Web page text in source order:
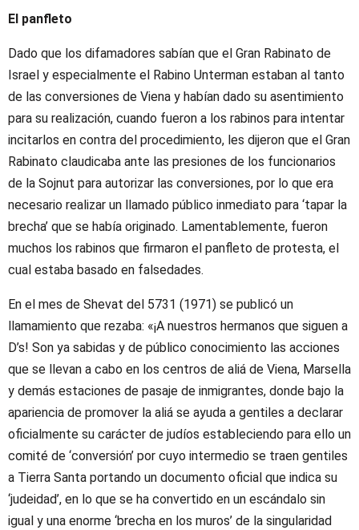
El panfleto
Dado que los difamadores sabían que el Gran Rabinato de
Israel y especialmente el Rabino Unterman estaban al tanto
de las conversiones de Viena y habían dado su asentimiento
para su realización, cuando fueron a los rabinos para intentar
incitarlos en contra del procedimiento, les dijeron que el Gran
Rabinato claudicaba ante las presiones de los funcionarios
de la Sojnut para autorizar las conversiones, por lo que era
necesario realizar un llamado público inmediato para ‘tapar la
brecha’ que se había originado. Lamentablemente, fueron
muchos los rabinos que firmaron el panfleto de protesta, el
cual estaba basado en falsedades.
En el mes de Shevat del 5731 (1971) se publicó un
llamamiento que rezaba: «¡A nuestros hermanos que siguen a
D’s! Son ya sabidas y de público conocimiento las acciones
que se llevan a cabo en los centros de aliá de Viena, Marsella
y demás estaciones de pasaje de inmigrantes, donde bajo la
apariencia de promover la aliá se ayuda a gentiles a declarar
oficialmente su carácter de judíos estableciendo para ello un
comité de ‘conversión’ por cuyo intermedio se traen gentiles
a Tierra Santa portando un documento oficial que indica su
‘judeidad’, en lo que se ha convertido en un escándalo sin
igual y una enorme ‘brecha en los muros’ de la singularidad